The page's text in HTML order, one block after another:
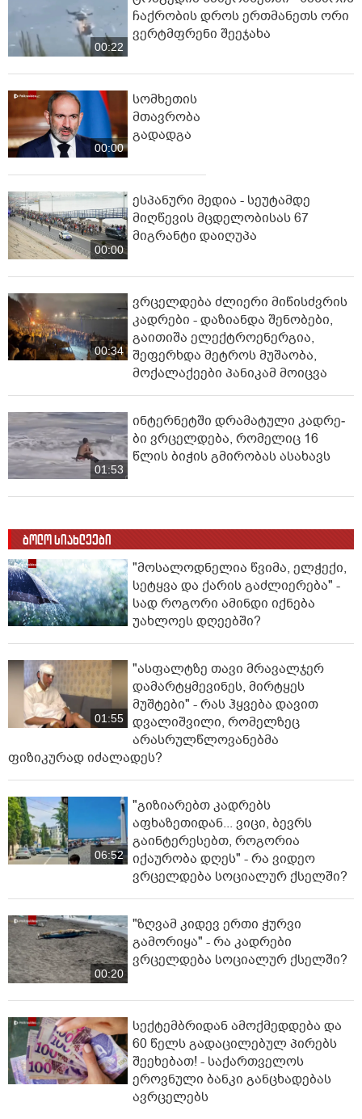
00:22
ჩაქრობის დროს ერთმანეთს ორი
ვერტმფრენი შეეჯახა
00:00
სომხეთის
მთავრობა
გადადგა
00:00
ესპანური მედია - სეუტამდე
მიღწევის მცდელობისას 67
მიგრანტი დაიღუპა
00:34
ვრცელდება ძლიერი მიწისძვრის
კადრები - დაზიანდა შენობები,
გაითიშა ელექტროენერგია,
შეფერხდა მეტროს მუშაობა,
მოქალაქეები პანიკამ მოიცვა
01:53
ინ­ტერ­ნეტ­ში დრა­მა­ტუ­ლი კად­რე­
ბი ვრცელდება, რომელიც 16
წლის ბიჭის გმირობას ასახავს
ბოლო სიახლეები
"მოსალოდნელია წვიმა, ელჭექი,
სეტყვა და ქარის გაძლიერება" -
სად როგორი ამინდი იქნება
უახლოეს დღეებში?
01:55
"ასფალტზე თავი მრავალჯერ
დამარტყმევინეს, მირტყეს
მუშტები" - რას ჰყვება დავით
დვალიშვილი, რომელზეც
არასრულწლოვანებმა
ფიზიკურად იძალადეს?
06:52
"გიზიარებთ კადრებს
აფხაზეთიდან... ვიცი, ბევრს
გაინტერესებთ, როგორია
იქაურობა დღეს" - რა ვიდეო
ვრცელდება სოციალურ ქსელში?
00:20
"ზღვამ კიდევ ერთი ჭურვი
გამორიყა" - რა კადრები
ვრცელდება სოციალურ ქსელში?
სექტემბრიდან ამოქმედდება და
60 წელს გადაცილებულ პირებს
შეეხებათ! - საქართველოს
ეროვნული ბანკი განცხადებას
ავრცელებს